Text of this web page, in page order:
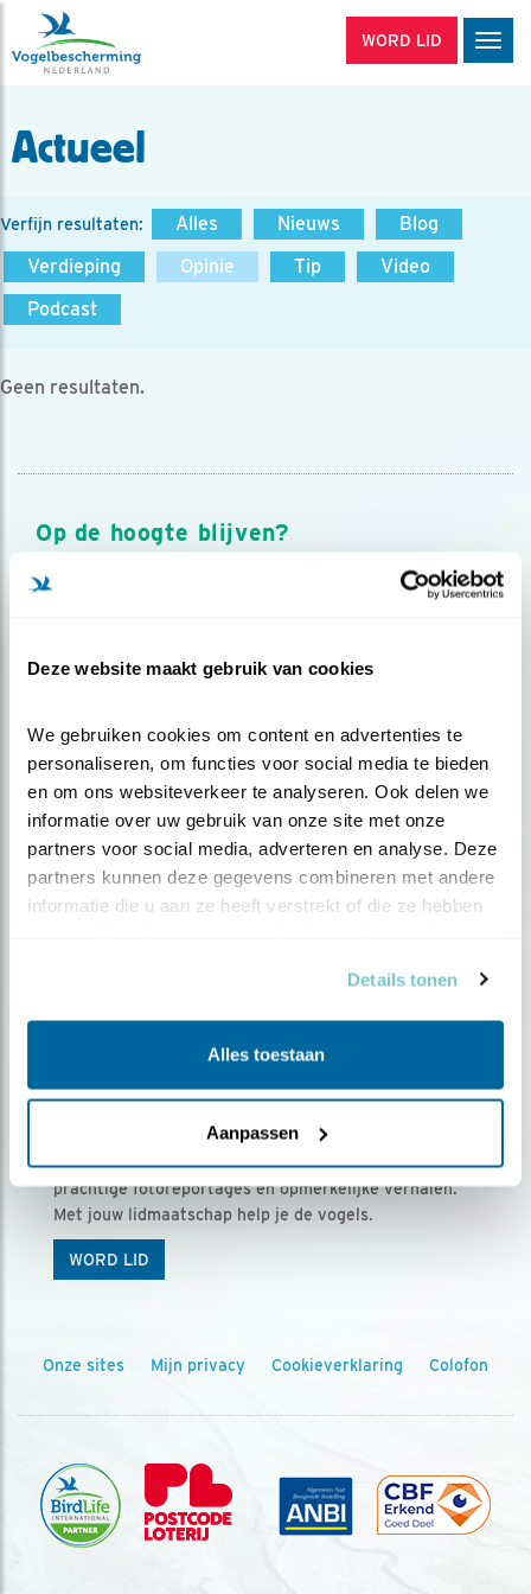
Deze website maakt gebruik van cookies
We gebruiken cookies om content en advertenties te
personaliseren, om functies voor social media te bieden
en om ons websiteverkeer te analyseren. Ook delen we
informatie over uw gebruik van onze site met onze
partners voor social media, adverteren en analyse. Deze
partners kunnen deze gegevens combineren met andere
informatie die u aan ze heeft verstrekt of die ze hebben
Details tonen
Alles toestaan
Aanpassen
WORD LID
Actueel
Verfijn resultaten: Alles Nieuws
Blog
Verdieping
Opinie Tip
Video
Podcast
Geen resultaten.
Op de hoogte blijven?
Meld je aan en ontvang nieuws, inspiratie, acties en tips
over vogels en activiteiten van Vogelbescherming.
Ontvang 5 x Vogels voor € 36,00 per jaar
Vogels is het tijdschrift voor onze leden, met
prachtige fotoreportages en opmerkelijke verhalen.
Met jouw lidmaatschap help je de vogels.
WORD LID
Onze sites Mijn privacy Cookieverklaring Colofon